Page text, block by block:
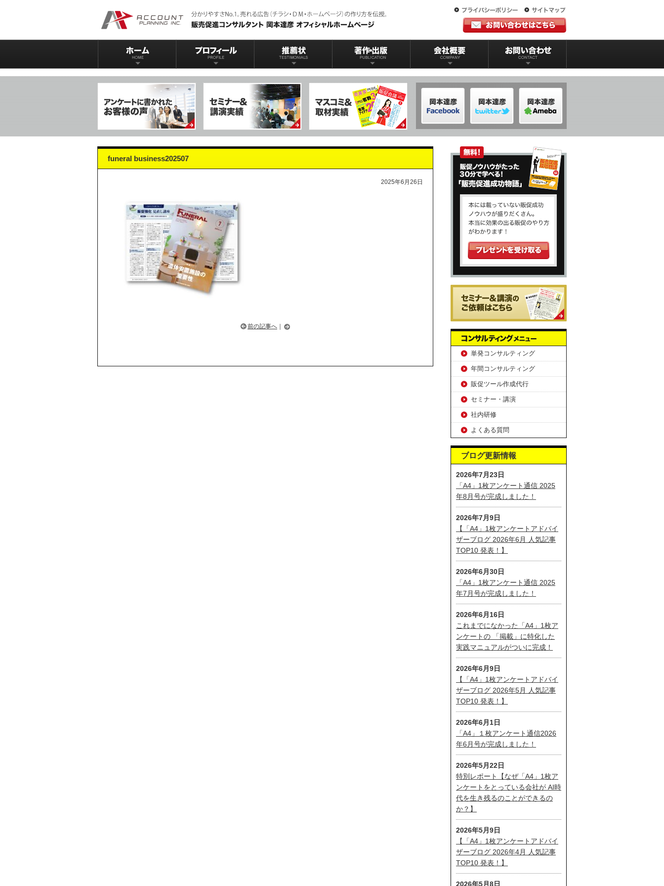
funeral business202507
2025年6月26日
前の記事へ ｜
単発コンサルティング
年間コンサルティング
販促ツール作成代行
セミナー・講演
社内研修
よくある質問
ブログ更新情報
2026年7月23日
「A4」1枚アンケート通信 2025
年8月号が完成しました！
2026年7月9日
【「A4」1枚アンケートアドバイ
ザーブログ 2026年6月 人気記事
TOP10 発表！】
2026年6月30日
「A4」1枚アンケート通信 2025
年7月号が完成しました！
2026年6月16日
これまでになかった「A4」1枚ア
ンケートの 「掲載」に特化した
実践マニュアルがついに完成！
2026年6月9日
【「A4」1枚アンケートアドバイ
ザーブログ 2026年5月 人気記事
TOP10 発表！】
2026年6月1日
「A4」１枚アンケート通信2026
年6月号が完成しました！
2026年5月22日
特別レポート【なぜ「A4」1枚ア
ンケートをとっている会社が AI時
代を生き残るのことができるの
か？】
2026年5月9日
【「A4」1枚アンケートアドバイ
ザーブログ 2026年4月 人気記事
TOP10 発表！】
2026年5月8日